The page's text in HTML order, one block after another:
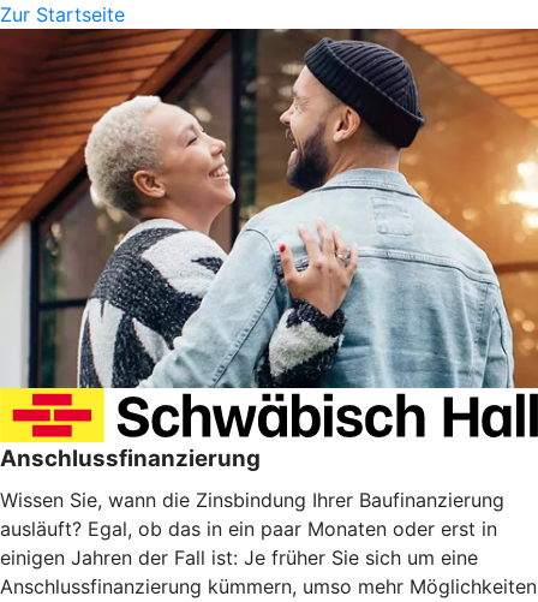
Zur Startseite
Anschlussfinanzierung
Wissen Sie, wann die Zinsbindung Ihrer Baufinanzierung
ausläuft? Egal, ob das in ein paar Monaten oder erst in
einigen Jahren der Fall ist: Je früher Sie sich um eine
Anschlussfinanzierung kümmern, umso mehr Möglichkeiten